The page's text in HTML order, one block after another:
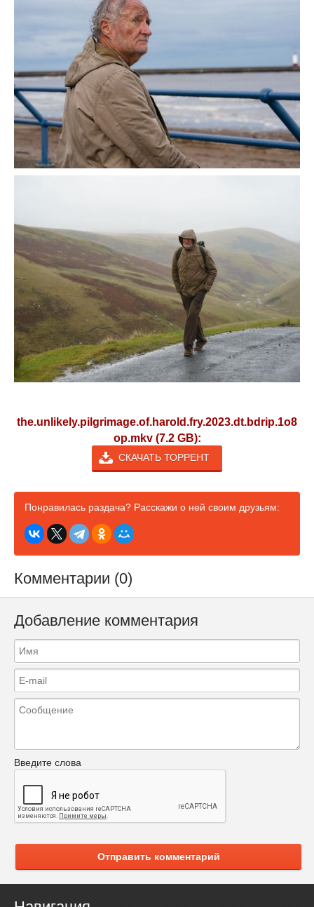
the.unlikely.pilgrimage.of.harold.fry.2023.dt.bdrip.1o8
op.mkv (7.2 GB):
СКАЧАТЬ ТОРРЕНТ
Понравилась раздача? Расскажи о ней своим друзьям:
Комментарии (0)
Добавление комментария
Введите слова
Отправить комментарий